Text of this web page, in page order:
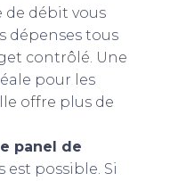
de débit vous
dépenses tous
contrôlé. Une
pour les
offre plus de
panel de
est possible. Si